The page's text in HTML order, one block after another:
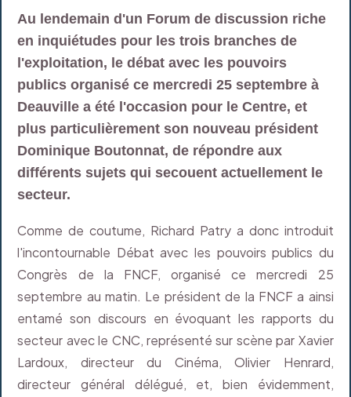
Au lendemain d'un Forum de discussion riche
en inquiétudes pour les trois branches de
l'exploitation, le débat avec les pouvoirs
publics organisé ce mercredi 25 septembre à
Deauville a été l'occasion pour le Centre, et
plus particulièrement son nouveau président
Dominique Boutonnat, de répondre aux
différents sujets qui secouent actuellement le
secteur.
Comme de coutume, Richard Patry a donc introduit
l'incontournable Débat avec les pouvoirs publics du
Congrès de la FNCF, organisé ce mercredi 25
septembre au matin. Le président de la FNCF a ainsi
entamé son discours en évoquant les rapports du
secteur avec le CNC, représenté sur scène par Xavier
Lardoux, directeur du Cinéma, Olivier Henrard,
directeur général délégué, et, bien évidemment,